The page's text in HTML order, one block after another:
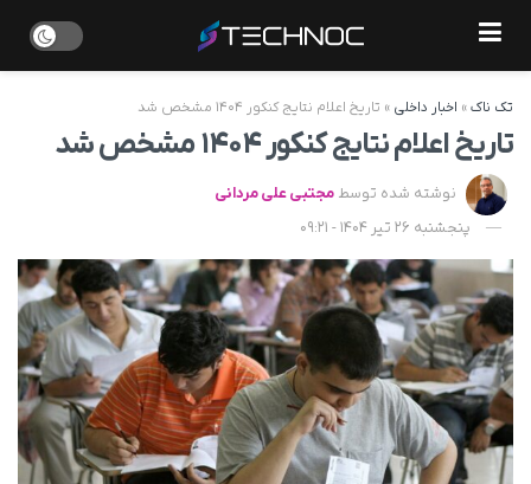
تک ناک» اخبار داخلی » تاریخ اعلام نتایج کنکور ۱۴۰۴ مشخص شد
تاریخ اعلام نتایج کنکور ۱۴۰۴ مشخص شد
نوشته شده توسط مجتبی علی مردانی
پنجشنبه 26 تیر 1404 - 09:21